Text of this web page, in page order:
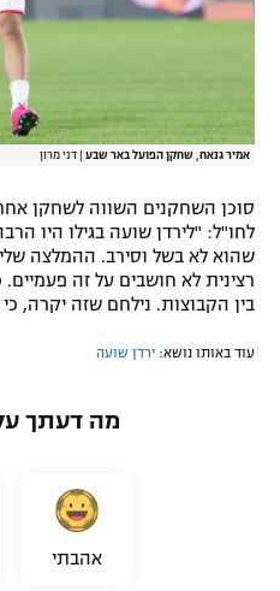
המגזין
אמיר גנאח, שחקן הפועל באר שבע דני מרון
סוכן השחקנים השווה לשחקן
לחו"ל: "לירדן שועה בגילו היו
שהוא לא בשל וסירב. ההמלצה
רצינית לא חושבים על זה
בין הקבוצות. נילחם שזה יקרה, כי
עוד באותו נושא: ירדן שועה
מה דעתך
אהבתי